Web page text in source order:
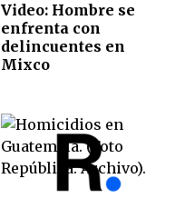
Video: Hombre se
enfrenta con
delincuentes en
Mixco